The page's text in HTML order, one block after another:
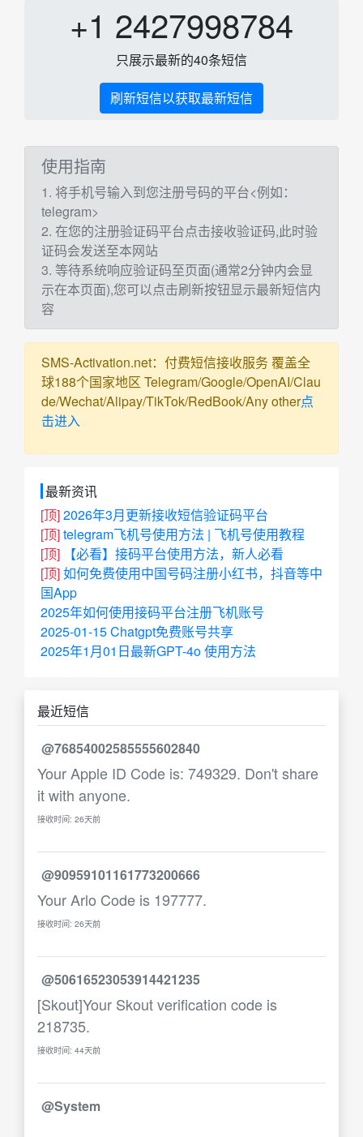
+1 2427998784
只展示最新的40条短信
刷新短信以获取最新短信
使用指南
1. 将手机号输入到您注册号码的平台<例如：
telegram>
2. 在您的注册验证码平台点击接收验证码,此时验
证码会发送至本网站
3. 等待系统响应验证码至页面(通常2分钟内会显
示在本页面),您可以点击刷新按钮显示最新短信内
容
SMS-Activation.net：付费短信接收服务 覆盖全
球188个国家地区 Telegram/Google/OpenAI/Clau
de/Wechat/Alipay/TikTok/RedBook/Any other点
击进入
最新资讯
[顶]2026年3月更新接收短信验证码平台
[顶]telegram飞机号使用方法 | 飞机号使用教程
[顶]
【必看】接码平台使用方法，新人必看
[顶]如何免费使用中国号码注册小红书，抖音等中
国App
2025年如何使用接码平台注册飞机账号
2025-01-15 Chatgpt免费账号共享
2025年1月01日最新GPT-4o 使用方法
最近短信
@76854002585555602840
Your Apple ID Code is: 749329. Don't share
it with anyone.
接收时间: 26天前
@90959101161773200666
Your Arlo Code is 197777.
接收时间: 26天前
@50616523053914421235
[Skout]Your Skout verification code is
218735.
接收时间: 44天前
@System